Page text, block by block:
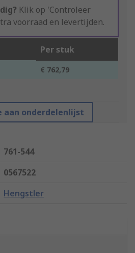
Klik op 'Controleer
voorraad en levertijden.
Per stuk
€ 762,79
aan onderdelenlijst
761-544
0567522
Hengstler